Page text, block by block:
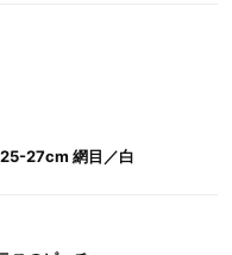
27cm 網目／白